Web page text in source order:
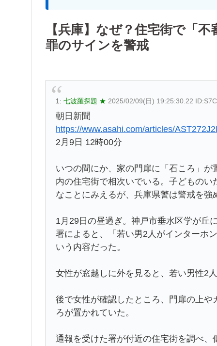
【兵庫】なぜ？住宅街で「
罪のサインを警戒
1: 七波羅探題 ★ 2025/02/09(日) 19:25:30.22
朝日新聞
https://www.asahi.com/articles/
2月9日 12時00分
いつの間にか、家の門扉に「石ころ」
内の住宅街で相次いでいる。子どもの
なことにみえるが、兵庫県警は警戒を強
1月29日の昼過ぎ。神戸市垂水区学が丘
署によると、「若い男2人がインターホ
いう内容だった。
女性が窓越しに外を見ると、若い男性2
後で女性が確認したところ、門扉の上
ろが置かれていた。
通報を受けた署が付近の住宅街を調べ